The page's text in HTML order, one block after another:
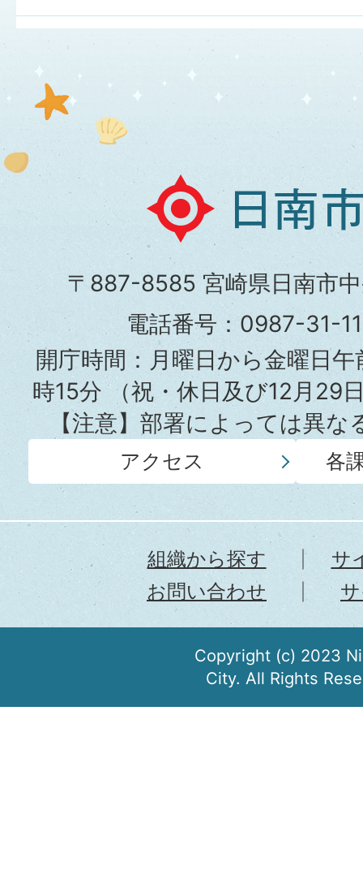
日
南
市
役
所
〒887-8585 宮崎県日南市
電話番号：0987-31-
開庁時間：月曜日から金曜日
時15分（祝・休日及び12月29
【注意】部署によっては異
アクセス 各
組織から探す
サ
お問い合わせ
Copyright (c) 2023
City. All Rights